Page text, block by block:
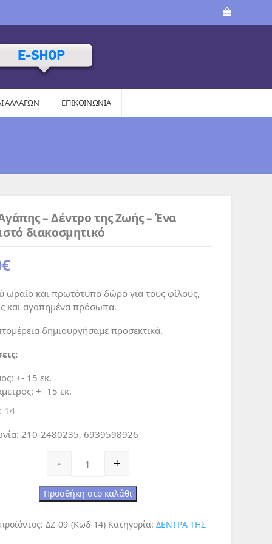
AΛΛΑΓΏΝ ΕΠΙΚΟΙΝΩΝΙΑ
– Δέντρο της Ζωής – Ένα
διακοσμητικό
€
ωραίο και πρωτότυπο δώρο για τους φίλους,
και αγαπημένα πρόσωπα.
δημιουργήσαμε προσεκτικά.
+- 15 εκ.
+- 15 εκ.
14
210-2480235, 6939598926
- +
Προσθήκη στο καλάθι
ΔΖ-09-(Κωδ-14) Κατηγορία:ΔΕΝΤΡA ΤΗΣ